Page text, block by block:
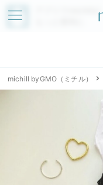
アプリでmichillが
michill byGMO（ミチル）